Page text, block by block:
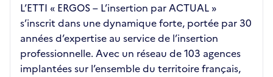
L’ETTI « ERGOS – L’insertion par ACTUAL »
s’inscrit dans une dynamique forte, portée par 30
années d’expertise au service de l’insertion
professionnelle. Avec un réseau de 103 agences
implantées sur l’ensemble du territoire français,